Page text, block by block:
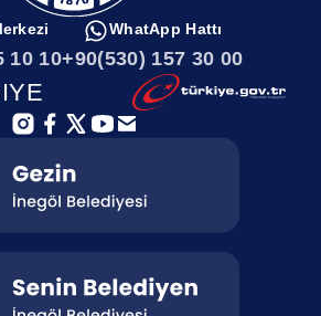
10 10
WhatApp Hattı
+90(530) 157 30 00